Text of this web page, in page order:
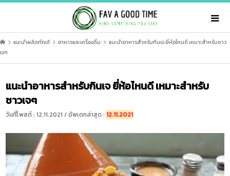
แนะนำผลิตภัณฑ์ อาหารและเครื่องดื่ม
แนะนำอาหารสำหรับกินเจ ยี่ห้อไหนดี เหมาะสำหรับชาว
เจๆ
แนะนำอาหารสำหรับกินเจ ยี่ห้อไหนดี เหมาะสำหรับ
ชาวเจๆ
วันที่โพสต์ : 12.11.2021 / อัพเดทล่าสุด :12.11.2021